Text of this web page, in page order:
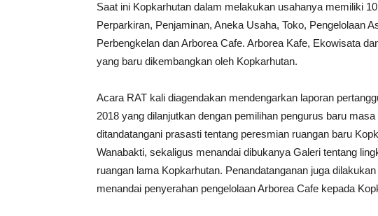
Saat ini Kopkarhutan dalam melakukan usahanya memiliki
Perparkiran, Penjaminan, Aneka Usaha, Toko, Pengelolaan
Perbengkelan dan Arborea Cafe. Arborea Kafe, Ekowisata
yang baru dikembangkan oleh Kopkarhutan.
Acara RAT kali diagendakan mendengarkan laporan
2018 yang dilanjutkan dengan pemilihan pengurus baru
ditandatangani prasasti tentang peresmian ruangan baru
Wanabakti, sekaligus menandai dibukanya Galeri tentang
ruangan lama Kopkarhutan. Penandatanganan juga
menandai penyerahan pengelolaan Arborea Cafe kepada